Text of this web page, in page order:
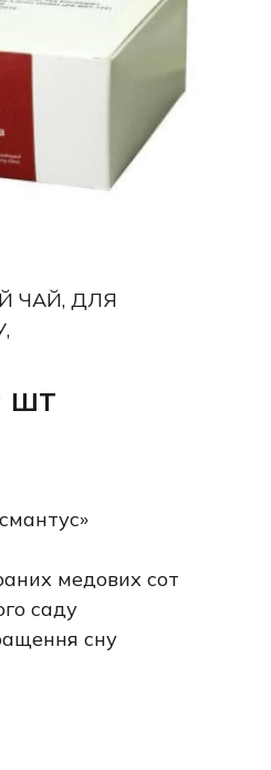
ЧАЙ, ДЛЯ
шт
медових сот
саду
сну